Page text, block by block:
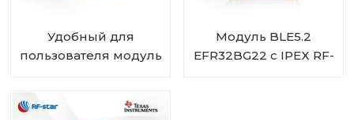
Удобный для
пользователя модуль
энергопотреблением
Модуль BLE5.2
EFR32BG22 с IPEX RF-